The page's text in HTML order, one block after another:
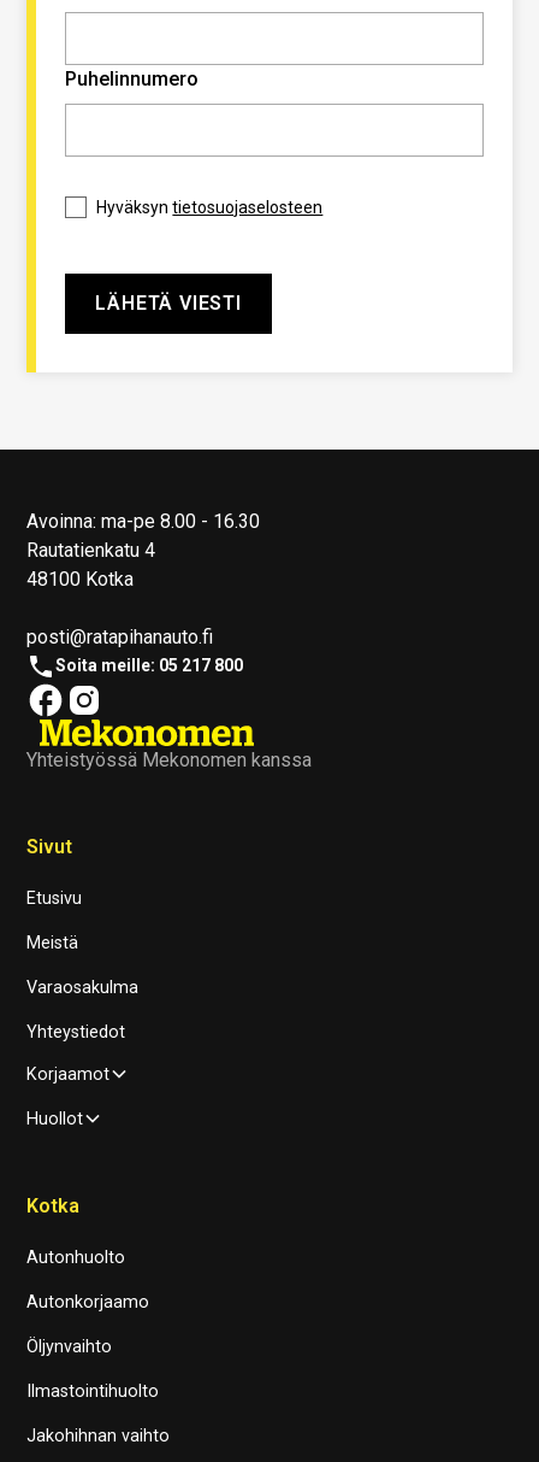
Puhelinnumero
Hyväksyntietosuojaselosteen
Avoinna: ma-pe 8.00 - 16.30
Rautatienkatu 4
48100 Kotka
posti@ratapihanauto.fi
Soita meille: 05 217 800
Yhteistyössä Mekonomen kanssa
Sivut
Etusivu
Meistä
Varaosakulma
Yhteystiedot
Korjaamot
Huollot
Kotka
Autonhuolto
Autonkorjaamo
Öljynvaihto
Ilmastointihuolto
Jakohihnan vaihto